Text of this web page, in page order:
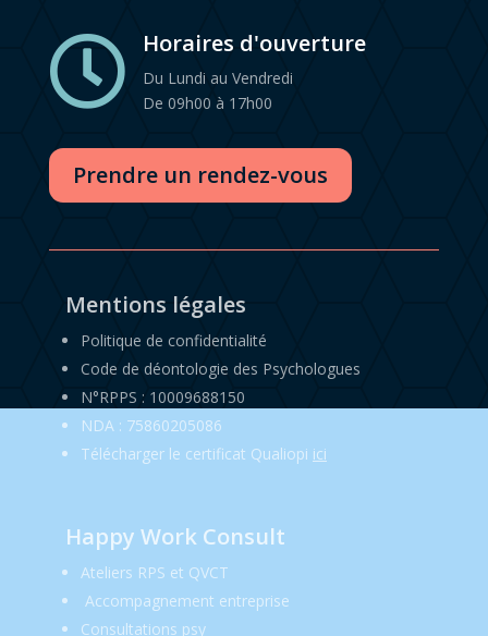
 Horaires d'ouverture
Du Lundi au Vendredi
De 09h00 à 17h00
Prendre un rendez-vous
Mentions légales
Politique de confidentialité
Code de déontologie des Psychologues
N°RPPS : 10009688150
NDA : 75860205086
Télécharger le certificat Qualiopi ici
Happy Work Consult
Ateliers RPS et QVCT
Accompagnement entreprise
Consultations psy